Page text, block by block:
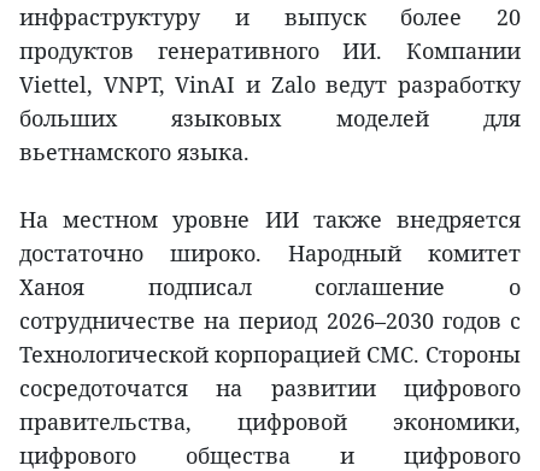
инфраструктуру и выпуск более 20
продуктов генеративного ИИ. Компании
Viettel, VNPT, VinAI и Zalo ведут разработку
больших языковых моделей для
вьетнамского языка.
На местном уровне ИИ также внедряется
достаточно широко. Народный комитет
Ханоя подписал соглашение о
сотрудничестве на период 2026–2030 годов с
Технологической корпорацией CMC. Стороны
сосредоточатся на развитии цифрового
правительства, цифровой экономики,
цифрового общества и цифрового